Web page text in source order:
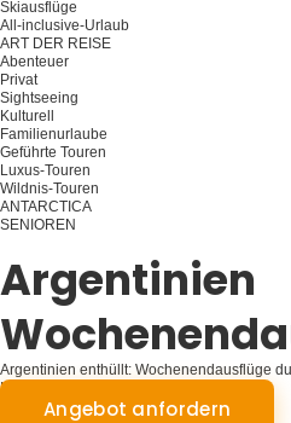
Skiausflüge
All-inclusive-Urlaub
ART DER REISE
Abenteuer
Privat
Sightseeing
Kulturell
Familienurlaube
Geführte Touren
Luxus-Touren
Wildnis-Touren
ANTARCTICA
SENIOREN
Argentinien
Argentinien enthüllt: Wochenendausflüge
Landschaften
Angebot anfordern